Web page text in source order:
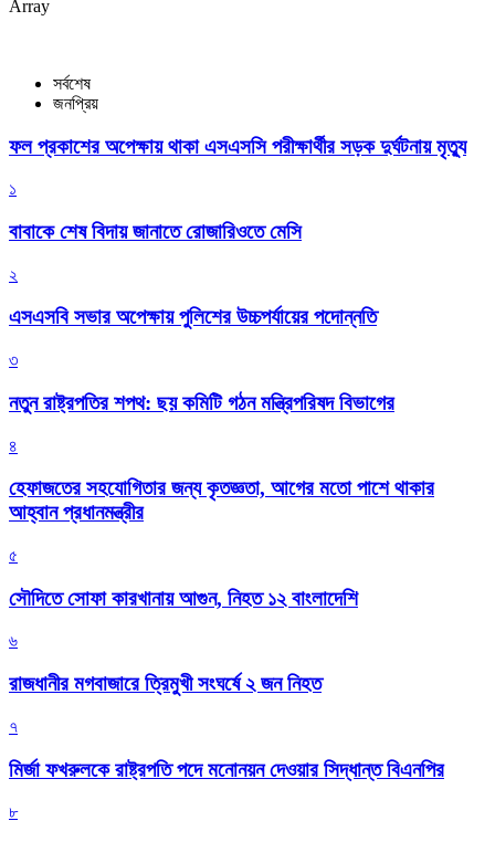
Array
সর্বশেষ
জনপ্রিয়
ফল প্রকাশের অপেক্ষায় থাকা এসএসসি পরীক্ষার্থীর সড়ক দুর্ঘটনায় মৃত্যু
১
বাবাকে শেষ বিদায় জানাতে রোজারিওতে মেসি
২
এসএসবি সভার অপেক্ষায় পুলিশের উচ্চপর্যায়ের পদোন্নতি
৩
নতুন রাষ্ট্রপতির শপথ: ছয় কমিটি গঠন মন্ত্রিপরিষদ বিভাগের
৪
হেফাজতের সহযোগিতার জন্য কৃতজ্ঞতা, আগের মতো পাশে থাকার
আহ্বান প্রধানমন্ত্রীর
৫
সৌদিতে সোফা কারখানায় আগুন, নিহত ১২ বাংলাদেশি
৬
রাজধানীর মগবাজারে ত্রিমুখী সংঘর্ষে ২ জন নিহত
৭
মির্জা ফখরুলকে রাষ্ট্রপতি পদে মনোনয়ন দেওয়ার সিদ্ধান্ত বিএনপির
৮